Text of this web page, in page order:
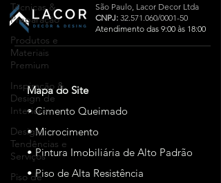
Técnicas &
Preparação
Produtos e
Materiais
Premium
Inspiração &
Design de
Interiores
Design,
Tendências e
Serviços
Piso de
São Paulo, Lacor Decor Ltda
CNPJ: 32.571.060/0001-50
Atendimento das 9:00 às 18:00
Mapa do Site
• Cimento Queimado
• Microcimento
• Pintura Imobiliária de Alto Padrão
• Piso de Alta Resistência